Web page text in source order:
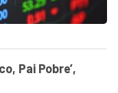
Pai Pobre’,